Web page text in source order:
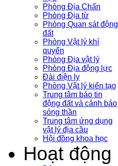
Phòng Địa Chấn
Phòng Địa từ
Phòng Quan sát động
đất
Phòng Vật lý khí
quyển
Phòng Địa vật lý
Phòng Địa động lực
Đài điện ly
Phòng Vật lý kiến tạo
Trung tâm báo tin
động đất và cảnh báo
sóng thần
Trung tâm ứng dụng
vật lý địa cầu
Hội đồng khoa học
Hoạt động